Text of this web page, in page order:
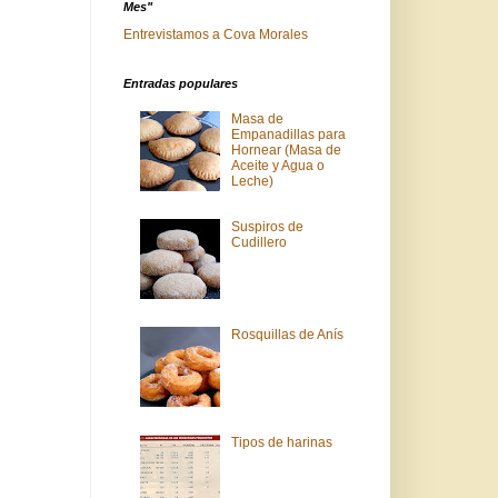
Mes"
Entrevistamos a Cova Morales
Entradas populares
Masa de
Empanadillas para
Hornear (Masa de
Aceite y Agua o
Leche)
Suspiros de
Cudillero
Rosquillas de Anís
Tipos de harinas